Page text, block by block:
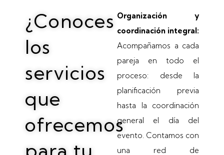
¿Conoces
los
servicios
que
ofrecemos
Organización y
coordinación integral:
Acompañamos a cada
pareja en todo el
proceso: desde la
planificación previa
hasta la coordinación
general el día del
evento. Contamos con
una red de